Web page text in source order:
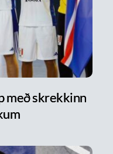
með skrekkinn